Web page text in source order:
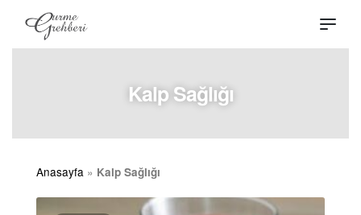
Kalp Sağlığı
Anasayfa » Kalp Sağlığı